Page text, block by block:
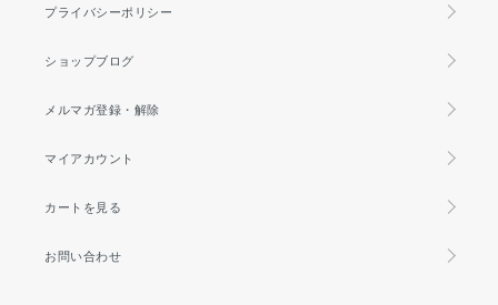
プライバシーポリシー
ショップブログ
メルマガ登録・解除
マイアカウント
カートを見る
お問い合わせ